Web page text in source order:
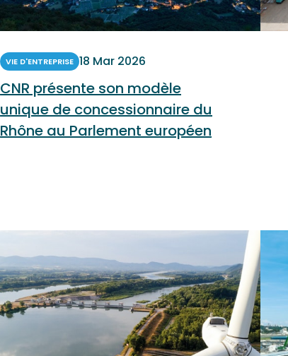
VIE D'ENTREPRISE 18 Mar 2026
CNR présente son modèle
unique de concessionnaire du
Rhône au Parlement européen